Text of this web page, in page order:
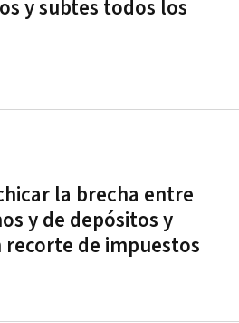
y subtes todos los
la brecha entre
y de depósitos y
de impuestos